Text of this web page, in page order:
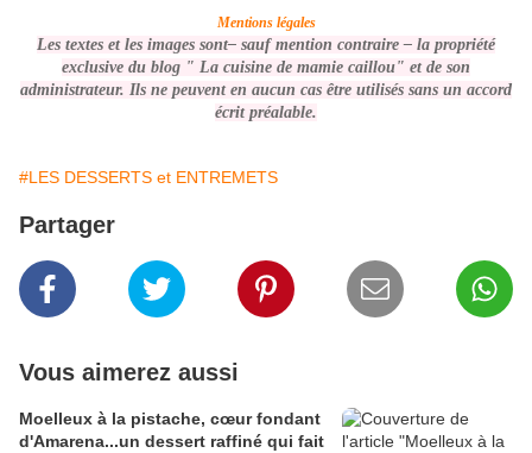
Mentions légales
Les textes et les images sont– sauf mention contraire – la propriété
exclusive du blog " La cuisine de mamie caillou" et de son
administrateur. Ils ne peuvent en aucun cas être utilisés sans un accord
écrit préalable.
#LES DESSERTS et ENTREMETS
Partager
Vous aimerez aussi
Moelleux à la pistache, cœur fondant
d'Amarena...un dessert raffiné qui fait